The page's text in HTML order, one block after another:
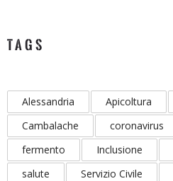
TAGS
Alessandria Apicoltura
Cambalache
coronavirus
fermento
Inclusione
salute
Servizio Civile